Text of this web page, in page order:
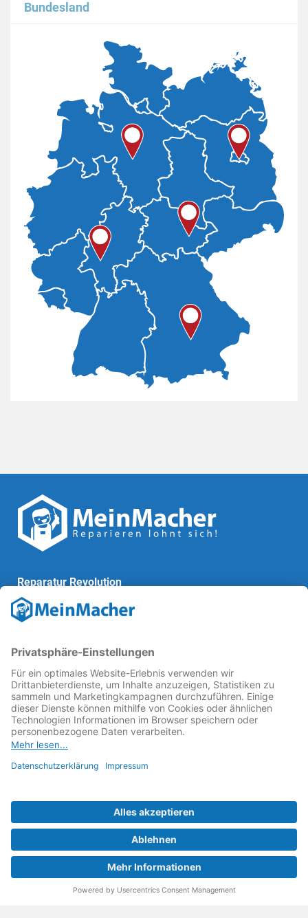
Bundesland
Reparatur Revolution
MeinMacher ist eine Marke der
kämpft als Gründungsmitglied des
Reparaturbedingungen: Für Produkte, die sich gut
reparieren lassen, für günstigere Ersatzteile und den
Erhalt der reparierenden Betriebe und des Reparatur-
Know-hows in Deutschland.
Weitere Informationen
Fachhändler finden
Über uns
© 2023 MeinMacher - eine Marke der Vangerow GmbH
Impressum↗
Datenschutz